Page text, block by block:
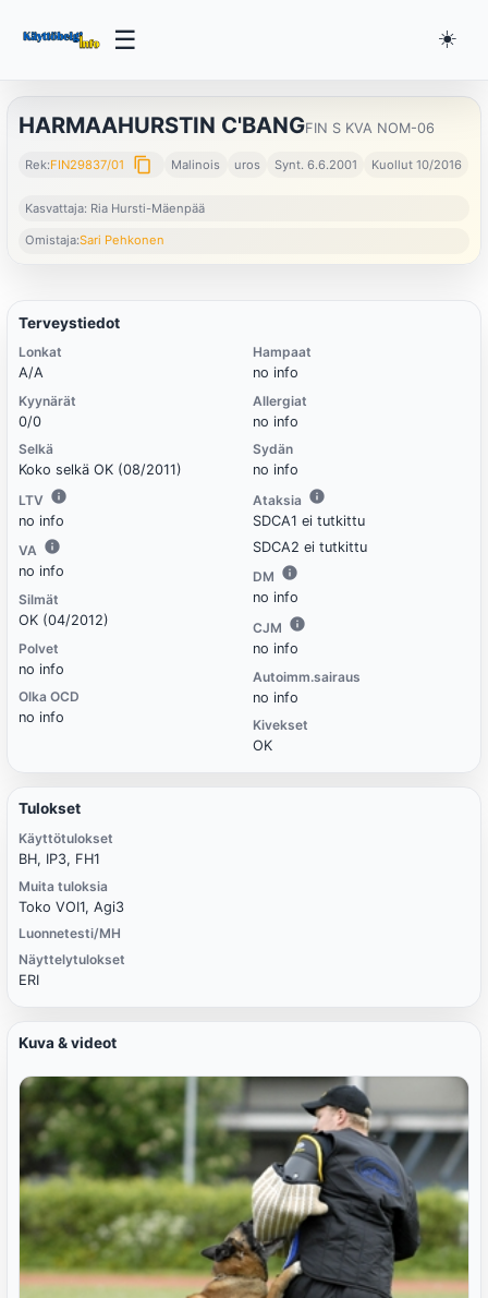
☰ ☀️
HARMAAHURSTIN C'BANGFIN S KVA NOM-06
Rek:FIN29837/01 content_copy Malinois uros Synt. 6.6.2001 Kuollut 10/2016
Kasvattaja: Ria Hursti-Mäenpää
Omistaja:Sari Pehkonen
Terveystiedot
Lonkat
A/A
Kyynärät
0/0
Selkä
Koko selkä OK (08/2011)
LTV
no info
VA
no info
Silmät
OK (04/2012)
Polvet
no info
Olka OCD
no info
Hampaat
no info
Allergiat
no info
Sydän
no info
Ataksia
SDCA1 ei tutkittu
SDCA2 ei tutkittu
DM
no info
CJM
no info
Autoimm.sairaus
no info
Kivekset
OK
Tulokset
Käyttötulokset
BH, IP3, FH1
Muita tuloksia
Toko VOI1, Agi3
Luonnetesti/MH
Näyttelytulokset
ERI
Kuva & videot